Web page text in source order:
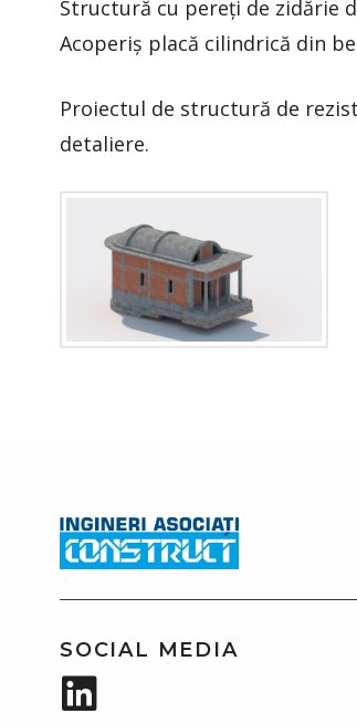
Structură cu pereți de zidărie
Acoperiș placă cilindrică din
Proiectul de structură de
detaliere.
SOCIAL MEDIA